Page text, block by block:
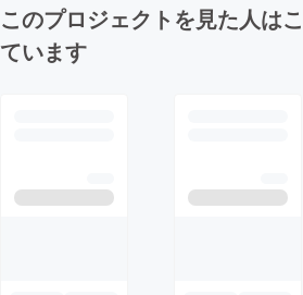
このプロジェクトを見た人は
ています